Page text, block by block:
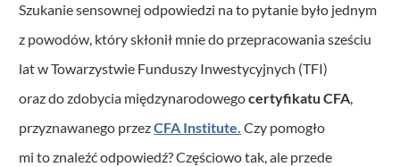
Szukanie sensownej odpowiedzi na to pytanie było jednym
z powodów, który skłonił mnie do przepracowania sześciu
lat w Towarzystwie Funduszy Inwestycyjnych (TFI)
oraz do zdobycia międzynarodowegocertyfikatu CFA,
przyznawanego przezCFA Institute. Czy pomogło
mi to znaleźć odpowiedź? Częściowo tak, ale przede